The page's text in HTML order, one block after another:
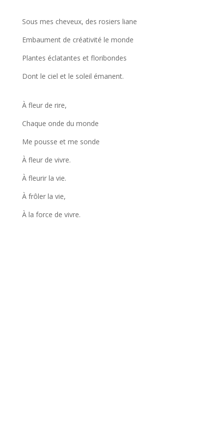
Sous mes cheveux, des rosiers liane
Embaument de créativité le monde
Plantes éclatantes et floribondes
Dont le ciel et le soleil émanent.
À fleur de rire,
Chaque onde du monde
Me pousse et me sonde
À fleur de vivre.
À fleurir la vie.
À frôler la vie,
À la force de vivre.